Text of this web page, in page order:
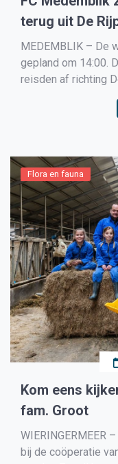
terug uit De
MEDEMBLIK – De
gepland om 14:00.
reisden af richting
FC Medemblik
opstelling werd
Flora en fauna
Kom eens
fam. Groot
WIERINGERMEER
bij de coöperatie